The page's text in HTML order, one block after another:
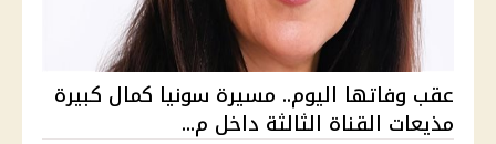
عقب وفاتها اليوم.. مسيرة سونيا كمال كبيرة
مذيعات القناة الثالثة داخل م...